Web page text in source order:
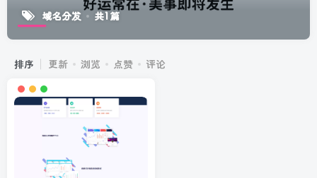
域名分发 共1篇
排序 更新 浏览 点赞 评论